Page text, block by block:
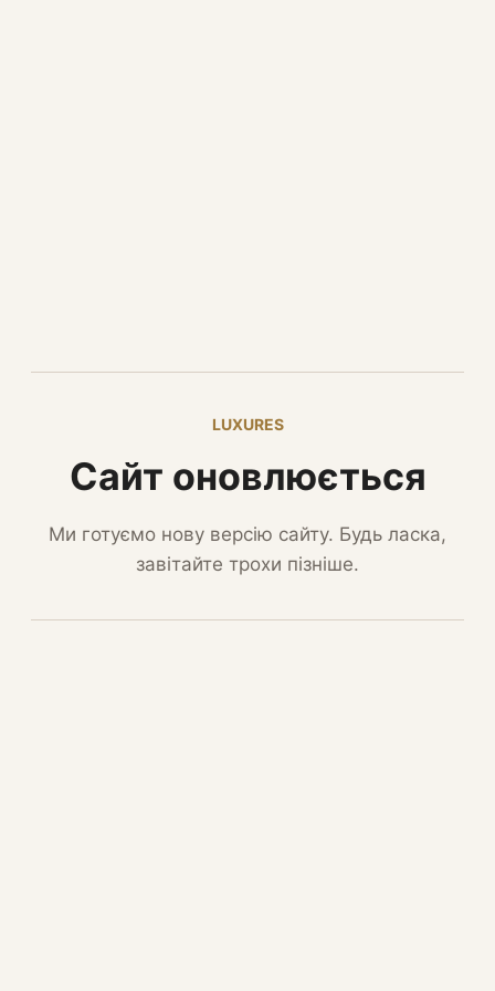
LUXURES
Сайт оновлюється
Ми готуємо нову версію сайту. Будь ласка,
завітайте трохи пізніше.